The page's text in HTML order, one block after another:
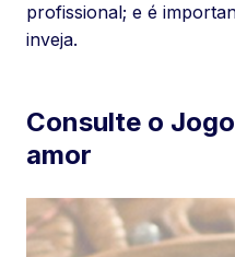
profissional; e é
inveja.
Consulte o
amor